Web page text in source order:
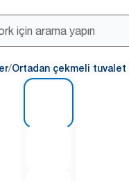
/Ortadan çekmeli tuvalet